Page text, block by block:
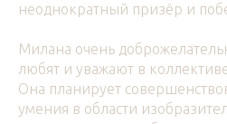
неоднократный призёр и
Милана очень
любят и уважают в
Она планирует
умения в области